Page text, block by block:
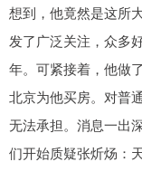
想到，他竟然是这所
发了广泛关注，众多
年。可紧接着，他做
北京为他买房。对普
无法承担。消息一出
们开始质疑张炘炀：